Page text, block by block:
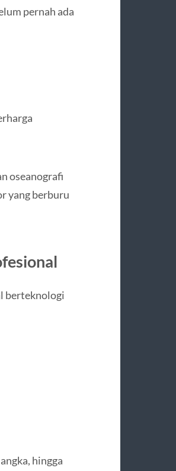
pernah ada
oseanografi
yang berburu
berteknologi
hingga